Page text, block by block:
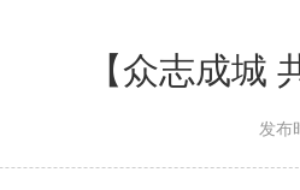
【众志成城
发布